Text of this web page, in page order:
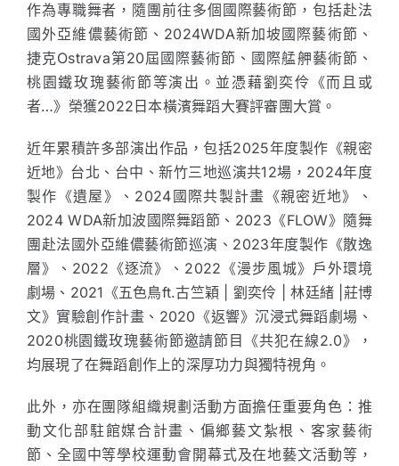
作為專職舞者，隨團前往多個國際藝術節，包括赴法
國外亞維儂藝術節、2024WDA新加坡國際藝術節、
捷克Ostrava第20屆國際藝術節、國際艋舺藝術節、
桃園鐵玫瑰藝術節等演出。並憑藉劉奕伶《而且或
者…》榮獲2022日本橫濱舞蹈大賽評審團大賞。
近年累積許多部演出作品，包括2025年度製作《親密
近地》台北、台中、新竹三地巡演共12場，2024年度
製作《遺屋》、2024國際共製計畫《親密近地》、
2024 WDA新加波國際舞蹈節、2023《FLOW》隨舞
團赴法國外亞維儂藝術節巡演、2023年度製作《散逸
層》、2022《逐流》、2022《漫步風城》戶外環境
劇場、2021《五色鳥ft.古竺穎 | 劉奕伶 | 林廷緒 |莊博
文》實驗創作計畫、2020《返響》沉浸式舞蹈劇場、
2020桃園鐵玫瑰藝術節邀請節目《共犯在線2.0》，
均展現了在舞蹈創作上的深厚功力與獨特視角。
此外，亦在團隊組織規劃活動方面擔任重要角色：推
動文化部駐館媒合計畫、偏鄉藝文紮根、客家藝術
節、全國中等學校運動會開幕式及在地藝文活動等，